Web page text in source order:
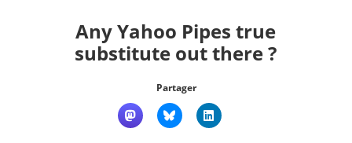
Any Yahoo Pipes true
substitute out there ?
Partager